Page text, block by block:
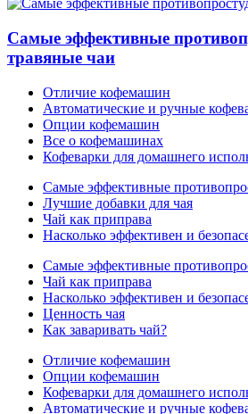
Самые эффективные
травяные чаи
Отличие кофемашин
Автоматические и ручные
Опции кофемашин
Все о кофемашинах
Кофеварки для домашнего
Самые эффективные
Лучшие добавки для чая
Чай как приправа
Насколько эффективен и
Самые эффективные
Чай как приправа
Насколько эффективен и
Ценность чая
Как заваривать чай?
Отличие кофемашин
Опции кофемашин
Кофеварки для домашнего
Автоматические и ручные